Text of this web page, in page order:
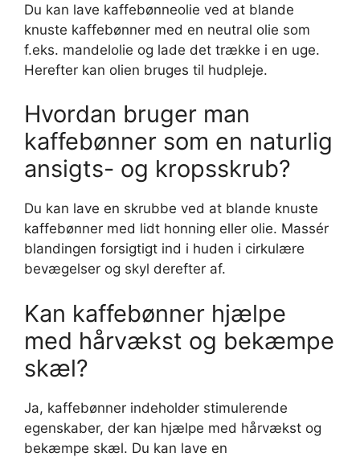
Du kan lave kaffebønneolie ved at blande
knuste kaffebønner med en neutral olie som
f.eks. mandelolie og lade det trække i en uge.
Herefter kan olien bruges til hudpleje.
Hvordan bruger man
kaffebønner som en naturlig
ansigts- og kropsskrub?
Du kan lave en skrubbe ved at blande knuste
kaffebønner med lidt honning eller olie. Massér
blandingen forsigtigt ind i huden i cirkulære
bevægelser og skyl derefter af.
Kan kaffebønner hjælpe
med hårvækst og bekæmpe
skæl?
Ja, kaffebønner indeholder stimulerende
egenskaber, der kan hjælpe med hårvækst og
bekæmpe skæl. Du kan lave en